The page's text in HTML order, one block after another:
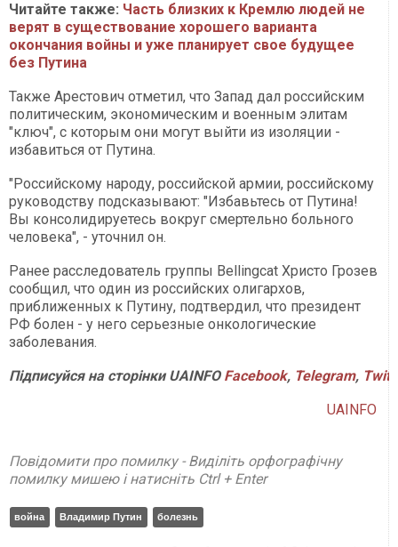
Читайте также: Часть близких к Кремлю людей не
верят в существование хорошего варианта
окончания войны и уже планирует свое будущее
без Путина
Также Арестович отметил, что Запад дал российским
политическим, экономическим и военным элитам
"ключ", с которым они могут выйти из изоляции -
избавиться от Путина.
"Российскому народу, российской армии, российскому
руководству подсказывают: "Избавьтесь от Путина!
Вы консолидируетесь вокруг смертельно больного
человека", - уточнил он.
Ранее расследователь группы Bellingcat Христо Грозев
сообщил, что один из российских олигархов,
приближенных к Путину, подтвердил, что президент
РФ болен - у него серьезные онкологические
заболевания.
Підписуйся на сторінки UAINFO Facebook, Telegram,
UAINFO
Повідомити про помилку - Виділіть орфографічну
помилку мишею і натисніть Ctrl + Enter
война Владимир Путин болезнь